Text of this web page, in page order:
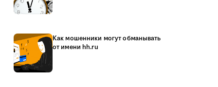
Как мошенники могут обманывать
от имени hh.ru